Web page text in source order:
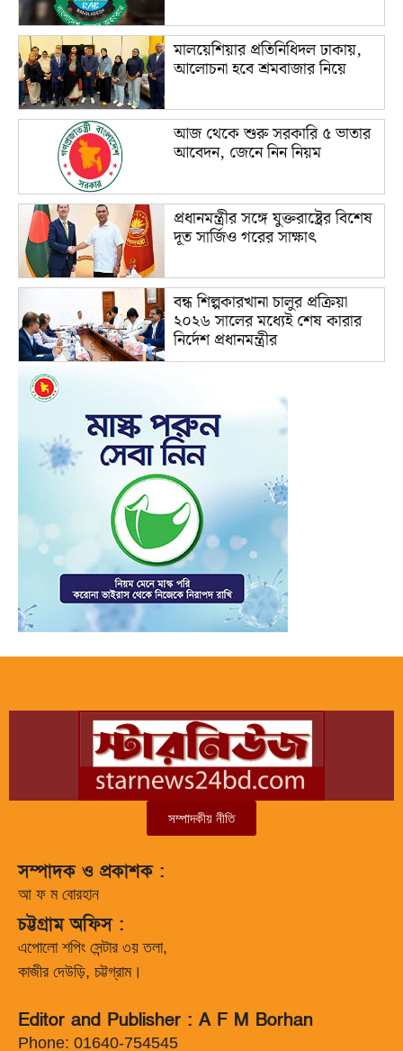
মালয়েশিয়ার প্রতিনিধিদল ঢাকায়,
আলোচনা হবে শ্রমবাজার নিয়ে
আজ থেকে শুরু সরকারি ৫ ভাতার
আবেদন, জেনে নিন নিয়ম
প্রধানমন্ত্রীর সঙ্গে যুক্তরাষ্ট্রের বিশেষ
দূত সার্জিও গরের সাক্ষাৎ
বন্ধ শিল্পকারখানা চালুর প্রক্রিয়া
২০২৬ সালের মধ্যেই শেষ কারার
নির্দেশ প্রধানমন্ত্রীর
সম্পাদকীয় নীতি
সম্পাদক ও প্রকাশক :
আ ফ ম বোরহান
চট্টগ্রাম অফিস :
এপোলো শপিং সেন্টার ৩য় তলা,
কাজীর দেউড়ি, চট্টগ্রাম।
Editor and Publisher : A F M Borhan
Phone: 01640-754545